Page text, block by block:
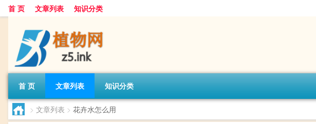
首 页 文章列表 知识分类
首 页 文章列表 知识分类
> 文章列表 > 花卉水怎么用